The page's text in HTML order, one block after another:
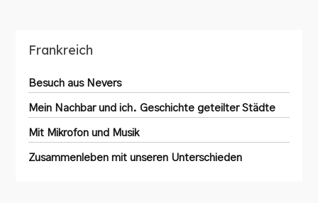
Frankreich
Besuch aus Nevers
Mein Nachbar und ich. Geschichte geteilter Städte
Mit Mikrofon und Musik
Zusammenleben mit unseren Unterschieden